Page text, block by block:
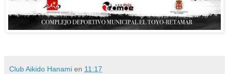
Club Aikido Hanami en 11:17